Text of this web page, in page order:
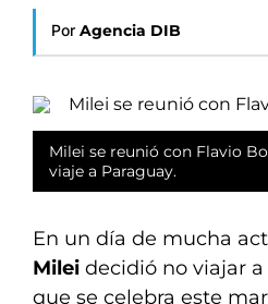
Por Agencia DIB
Milei se reunió con Flavio
viaje a Paraguay.
En un día de mucha
Milei decidió no viajar
que se celebra este